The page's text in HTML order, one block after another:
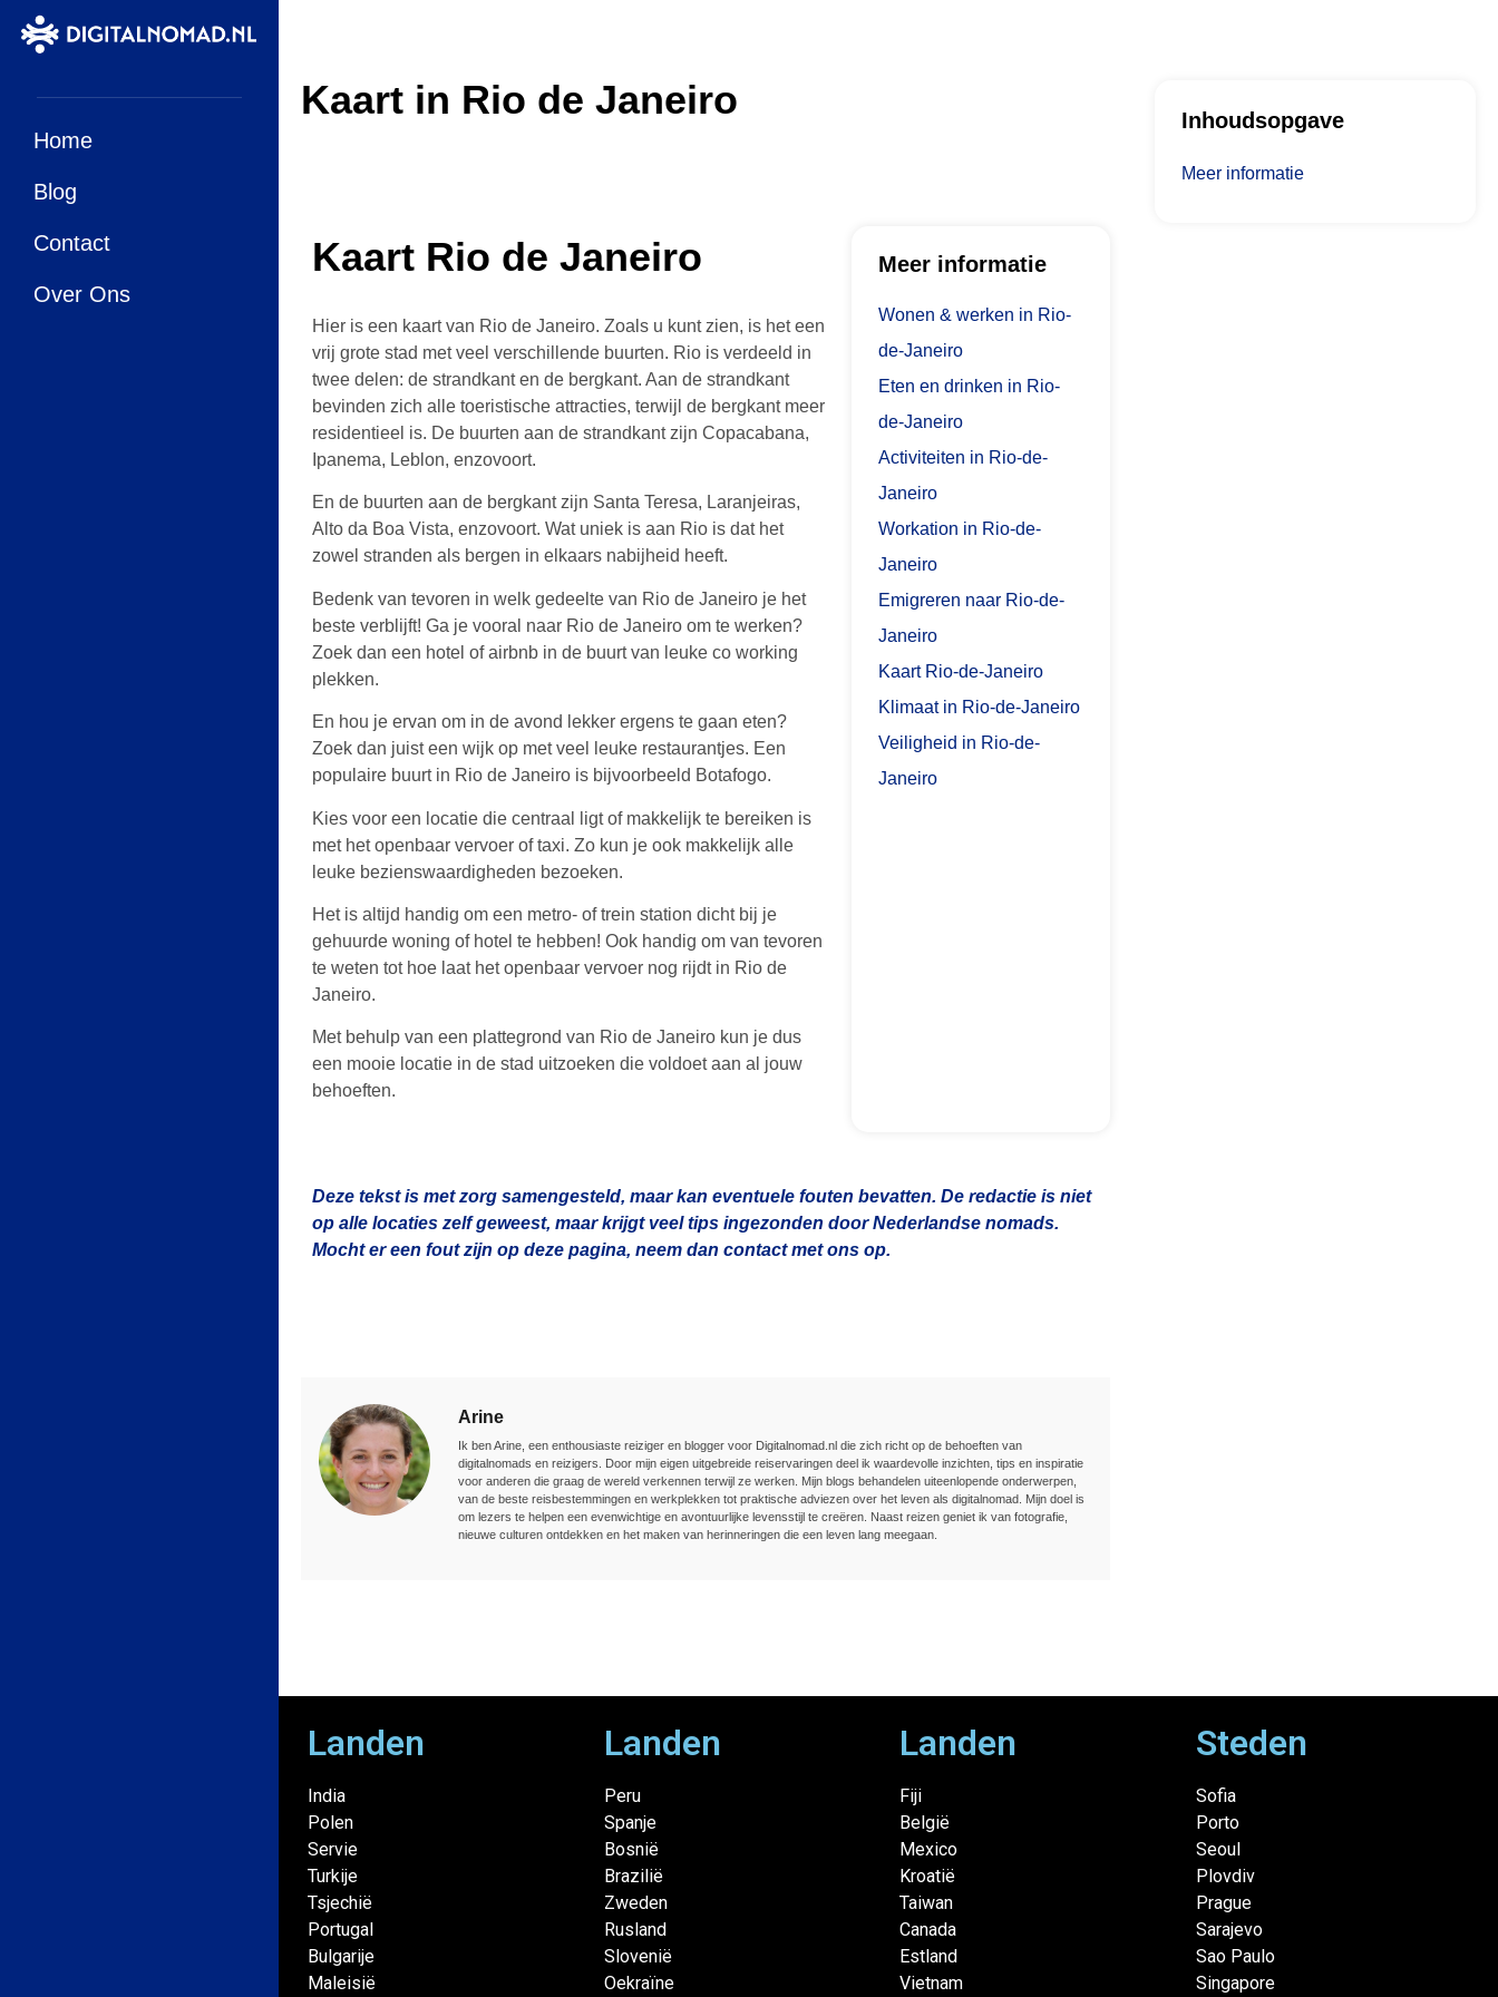
Home
Blog
Contact
Over Ons
Kaart in Rio de Janeiro
Kaart Rio de Janeiro
Hier is een kaart van Rio de Janeiro. Zoals u kunt zien, is het een
vrij grote stad met veel verschillende buurten. Rio is verdeeld in
twee delen: de strandkant en de bergkant. Aan de strandkant
bevinden zich alle toeristische attracties, terwijl de bergkant meer
residentieel is. De buurten aan de strandkant zijn Copacabana,
Ipanema, Leblon, enzovoort.
En de buurten aan de bergkant zijn Santa Teresa, Laranjeiras,
Alto da Boa Vista, enzovoort. Wat uniek is aan Rio is dat het
zowel stranden als bergen in elkaars nabijheid heeft.
Bedenk van tevoren in welk gedeelte van Rio de Janeiro je het
beste verblijft! Ga je vooral naar Rio de Janeiro om te werken?
Zoek dan een hotel of airbnb in de buurt van leuke co working
plekken.
En hou je ervan om in de avond lekker ergens te gaan eten?
Zoek dan juist een wijk op met veel leuke restaurantjes. Een
populaire buurt in Rio de Janeiro is bijvoorbeeld Botafogo.
Kies voor een locatie die centraal ligt of makkelijk te bereiken is
met het openbaar vervoer of taxi. Zo kun je ook makkelijk alle
leuke bezienswaardigheden bezoeken.
Het is altijd handig om een metro- of trein station dicht bij je
gehuurde woning of hotel te hebben! Ook handig om van tevoren
te weten tot hoe laat het openbaar vervoer nog rijdt in Rio de
Janeiro.
Met behulp van een plattegrond van Rio de Janeiro kun je dus
een mooie locatie in de stad uitzoeken die voldoet aan al jouw
behoeften.
Meer informatie
Wonen & werken in Rio-
de-Janeiro
Eten en drinken in Rio-
de-Janeiro
Activiteiten in Rio-de-
Janeiro
Workation in Rio-de-
Janeiro
Emigreren naar Rio-de-
Janeiro
Kaart Rio-de-Janeiro
Klimaat in Rio-de-Janeiro
Veiligheid in Rio-de-
Janeiro
Deze tekst is met zorg samengesteld, maar kan eventuele fouten bevatten. De redactie is niet
op alle locaties zelf geweest, maar krijgt veel tips ingezonden door Nederlandse nomads.
Mocht er een fout zijn op deze pagina, neem dan contact met ons op.
Arine
Ik ben Arine, een enthousiaste reiziger en blogger voor Digitalnomad.nl die zich richt op de behoeften van
digitalnomads en reizigers. Door mijn eigen uitgebreide reiservaringen deel ik waardevolle inzichten, tips en inspiratie
voor anderen die graag de wereld verkennen terwijl ze werken. Mijn blogs behandelen uiteenlopende onderwerpen,
van de beste reisbestemmingen en werkplekken tot praktische adviezen over het leven als digitalnomad. Mijn doel is
om lezers te helpen een evenwichtige en avontuurlijke levensstijl te creëren. Naast reizen geniet ik van fotografie,
nieuwe culturen ontdekken en het maken van herinneringen die een leven lang meegaan.
Inhoudsopgave
Meer informatie
Landen
India
Polen
Servie
Turkije
Tsjechië
Portugal
Bulgarije
Maleisië
Landen
Peru
Spanje
Bosnië
Brazilië
Zweden
Rusland
Slovenië
Oekraïne
Landen
Fiji
België
Mexico
Kroatië
Taiwan
Canada
Estland
Vietnam
Steden
Sofia
Porto
Seoul
Plovdiv
Prague
Sarajevo
Sao Paulo
Singapore